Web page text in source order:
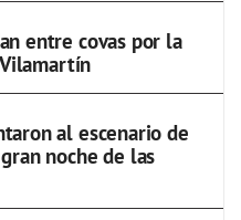
entre covas por la
al escenario de
noche de las